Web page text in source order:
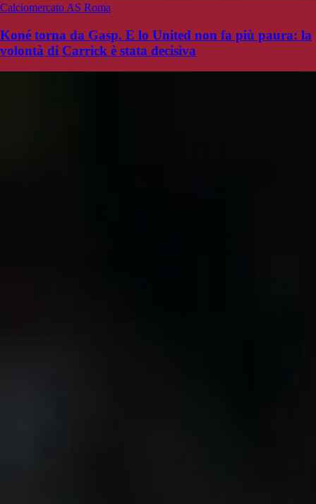
Calciomercato AS Roma
Koné torna da Gasp. E lo United non fa più paura: la
volontà di Carrick è stata decisiva